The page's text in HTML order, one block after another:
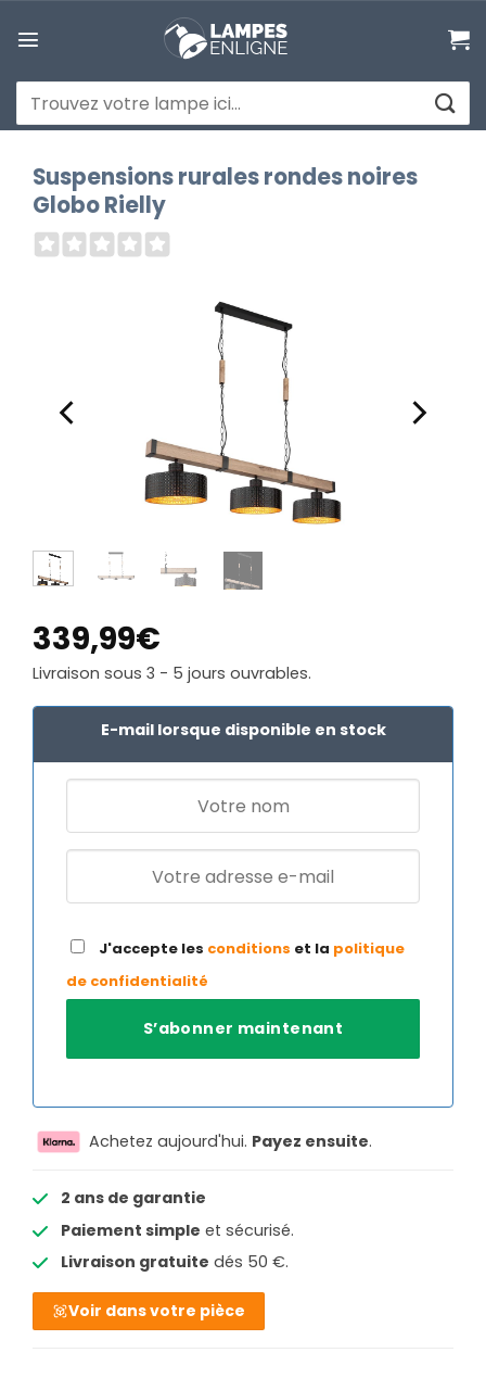
au
Recherche
pour :
Suspensions rurales rondes noires
Globo Rielly
339,99€
Livraison sous 3 - 5 jours ouvrables.
E-mail lorsque disponible en stock
J'accepte les conditions et la politique
de confidentialité
Achetez aujourd'hui. Payez ensuite.
2 ans de garantie
Paiement simple et sécurisé.
Livraison gratuite dés 50 €.
Voir dans votre pièce